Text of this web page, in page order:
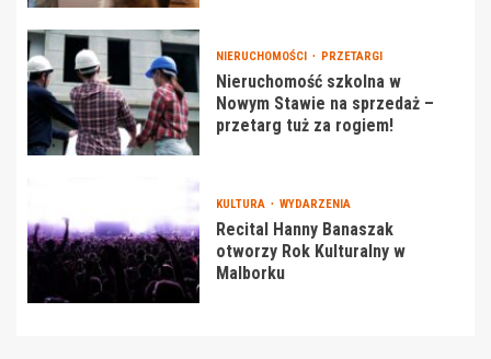
NIERUCHOMOŚCI PRZETARGI
Nieruchomość szkolna w
Nowym Stawie na sprzedaż –
przetarg tuż za rogiem!
KULTURA WYDARZENIA
Recital Hanny Banaszak
otworzy Rok Kulturalny w
Malborku